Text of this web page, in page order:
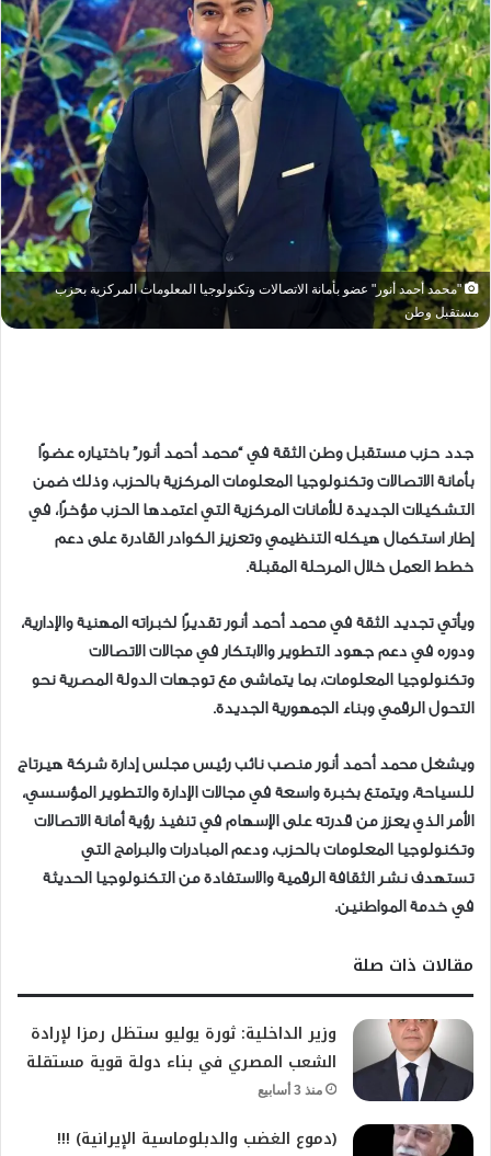
"محمد أحمد أنور" عضو بأمانة الاتصالات وتكنولوجيا المعلومات المركزية بحزب
مستقبل وطن
جدد حزب مستقبل وطن الثقة في “محمد أحمد أنور” باختياره عضوًا
بأمانة الاتصالات وتكنولوجيا المعلومات المركزية بالحزب، وذلك ضمن
التشكيلات الجديدة للأمانات المركزية التي اعتمدها الحزب مؤخرًا، في
إطار استكمال هيكله التنظيمي وتعزيز الكوادر القادرة على دعم
خطط العمل خلال المرحلة المقبلة.
ويأتي تجديد الثقة في محمد أحمد أنور تقديرًا لخبراته المهنية والإدارية،
ودوره في دعم جهود التطوير والابتكار في مجالات الاتصالات
وتكنولوجيا المعلومات، بما يتماشى مع توجهات الدولة المصرية نحو
التحول الرقمي وبناء الجمهورية الجديدة.
ويشغل محمد أحمد أنور منصب نائب رئيس مجلس إدارة شركة هيرتاج
للسياحة، ويتمتع بخبرة واسعة في مجالات الإدارة والتطوير المؤسسي،
الأمر الذي يعزز من قدرته على الإسهام في تنفيذ رؤية أمانة الاتصالات
وتكنولوجيا المعلومات بالحزب، ودعم المبادرات والبرامج التي
تستهدف نشر الثقافة الرقمية والاستفادة من التكنولوجيا الحديثة
في خدمة المواطنين.
مقالات ذات صلة
وزير الداخلية: ثورة يوليو ستظل رمزا لإرادة
الشعب المصري في بناء دولة قوية مستقلة
منذ 3 أسابيع
(دموع الغضب والدبلوماسية الإيرانية) !!!